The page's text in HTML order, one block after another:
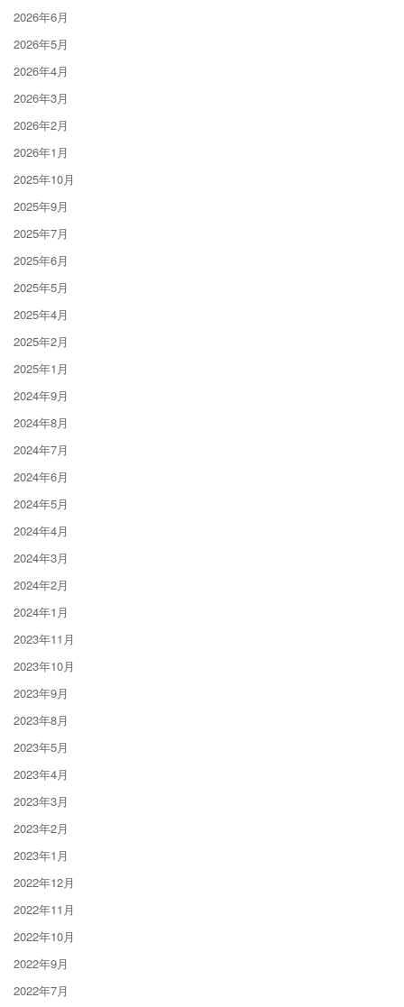
2026年6月
2026年5月
2026年4月
2026年3月
2026年2月
2026年1月
2025年10月
2025年9月
2025年7月
2025年6月
2025年5月
2025年4月
2025年2月
2025年1月
2024年9月
2024年8月
2024年7月
2024年6月
2024年5月
2024年4月
2024年3月
2024年2月
2024年1月
2023年11月
2023年10月
2023年9月
2023年8月
2023年5月
2023年4月
2023年3月
2023年2月
2023年1月
2022年12月
2022年11月
2022年10月
2022年9月
2022年7月